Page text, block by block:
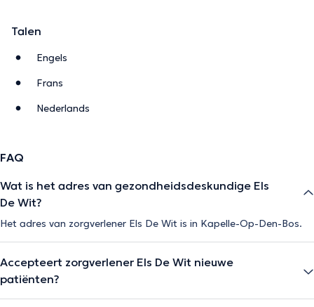
Talen
Engels
Frans
Nederlands
FAQ
Wat is het adres van gezondheidsdeskundige Els
De Wit?
Het adres van zorgverlener Els De Wit is in Kapelle-Op-Den-Bos.
Accepteert zorgverlener Els De Wit nieuwe
patiënten?